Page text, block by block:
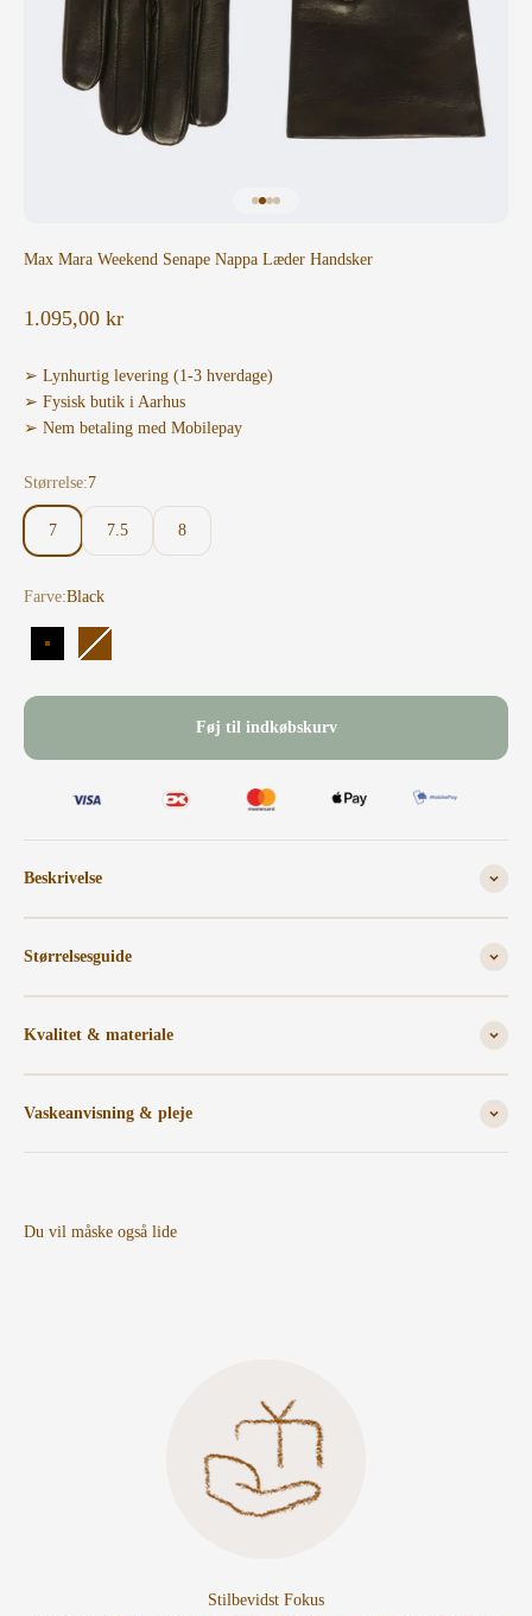
Max Mara Weekend Senape Nappa Læder Handsker
Salgspris
1.095,00 kr
➢ Lynhurtig levering (1-3 hverdage)
➢ Fysisk butik i Aarhus
➢ Nem betaling med Mobilepay
Størrelse:7
7 7.5 8
Farve:Black
Black
Føj til indkøbskurv
Beskrivelse
Størrelsesguide
Kvalitet & materiale
Vaskeanvisning & pleje
Stilbevidst Fokus